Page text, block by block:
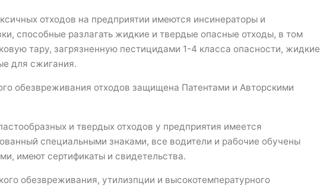
отходов на предприятии имеются инсинераторы и
способные разлагать жидкие и твердые опасные отходы, в том
тару, загрязненную пестицидами 1-4 класса опасности, жидкие
для сжигания.
обезвреживания отходов защищена Патентами и Авторскими
и твердых отходов у предприятия имеется
специальными знаками, все водители и рабочие обучены
имеют сертификаты и свидетельства.
обезвреживания, утилизпции и высокотемпературного